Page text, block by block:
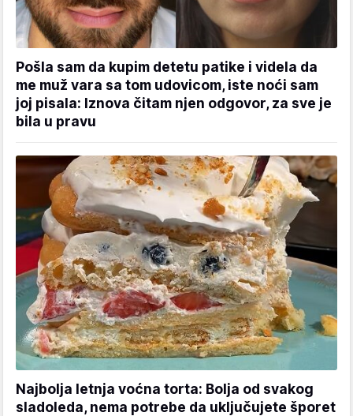
Pošla sam da kupim detetu patike i videla da
me muž vara sa tom udovicom, iste noći sam
joj pisala: Iznova čitam njen odgovor, za sve je
bila u pravu
Najbolja letnja voćna torta: Bolja od svakog
sladoleda, nema potrebe da uključujete šporet